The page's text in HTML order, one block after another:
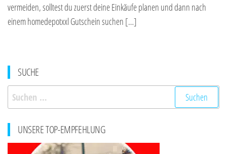
vermeiden, solltest du zuerst deine Einkäufe planen und dann nach
einem homedepotxxl Gutschein suchen […]
SUCHE
Suchen
nach:
UNSERE TOP-EMPFEHLUNG